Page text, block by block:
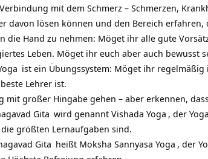
mit dem Schmerz – Schmerzen,
davon lösen können und den Bereich erfahren,
die Hand zu nehmen: Möget ihr alle gute
Leben. Möget ihr euch aber auch bewusst
ist ein Übungssystem: Möget ihr regelmäßig
Lehrer ist.
mit großer Hingabe gehen – aber erkennen,
Gita wird genannt Vishada Yoga , der Yoga
größten Lernaufgaben sind.
Gita heißt Moksha Sannyasa Yoga , der